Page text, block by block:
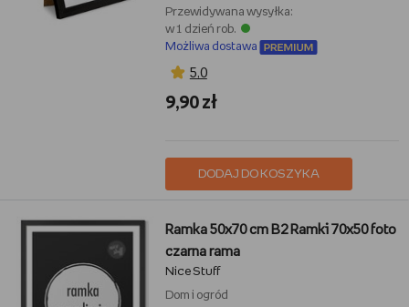
Przewidywana wysyłka:
w 1 dzień rob.
Możliwa dostawa
5,0
9,90 zł
DODAJ DO KOSZYKA
Ramka 50x70 cm B2 Ramki 70x50 foto
czarna rama
Nice Stuff
Dom i ogród